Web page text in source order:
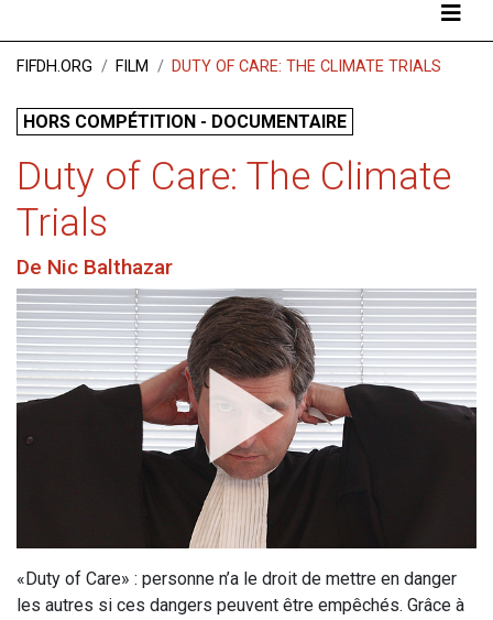
FIFDH.ORG FILM DUTY OF CARE: THE CLIMATE TRIALS
HORS COMPÉTITION - DOCUMENTAIRE
Duty of Care: The Climate
Trials
De Nic Balthazar
«Duty of Care» : personne n’a le droit de mettre en danger
les autres si ces dangers peuvent être empêchés. Grâce à